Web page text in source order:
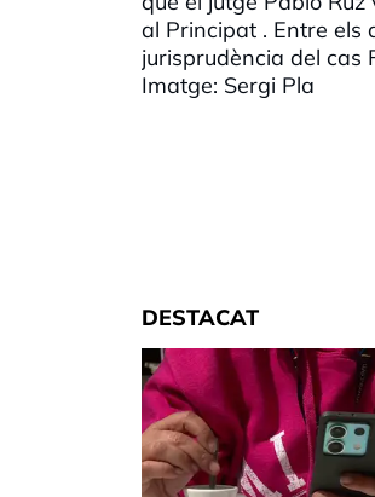
al Principat . Entre els
jurisprudència del cas
Imatge: Sergi Pla
DESTACAT